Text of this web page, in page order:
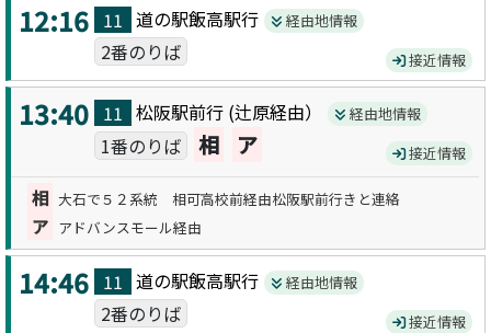
12:16 11 道の駅飯高駅行 経由地情報
2番のりば 接近情報
13:40 11 松阪駅前行 (辻原経由） 経由地情報
1番のりば 相 ア 接近情報
相 大石で５２系統 相可高校前経由松阪駅前行きと連絡
ア アドバンスモール経由
14:46 11 道の駅飯高駅行 経由地情報
2番のりば 接近情報